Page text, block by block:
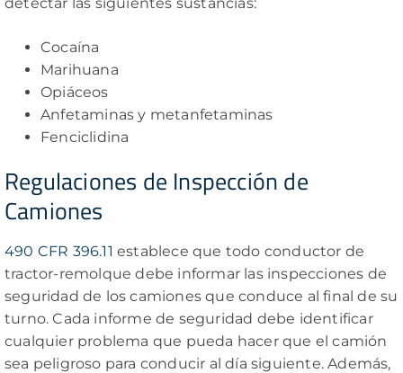
Cocaína
Marihuana
Opiáceos
Anfetaminas y metanfetaminas
Fenciclidina
Regulaciones de Inspección de
Camiones
490 CFR 396.11 establece que todo conductor de
tractor-remolque debe informar las inspecciones de
seguridad de los camiones que conduce al final de su
turno. Cada informe de seguridad debe identificar
cualquier problema que pueda hacer que el camión
sea peligroso para conducir al día siguiente. Además,